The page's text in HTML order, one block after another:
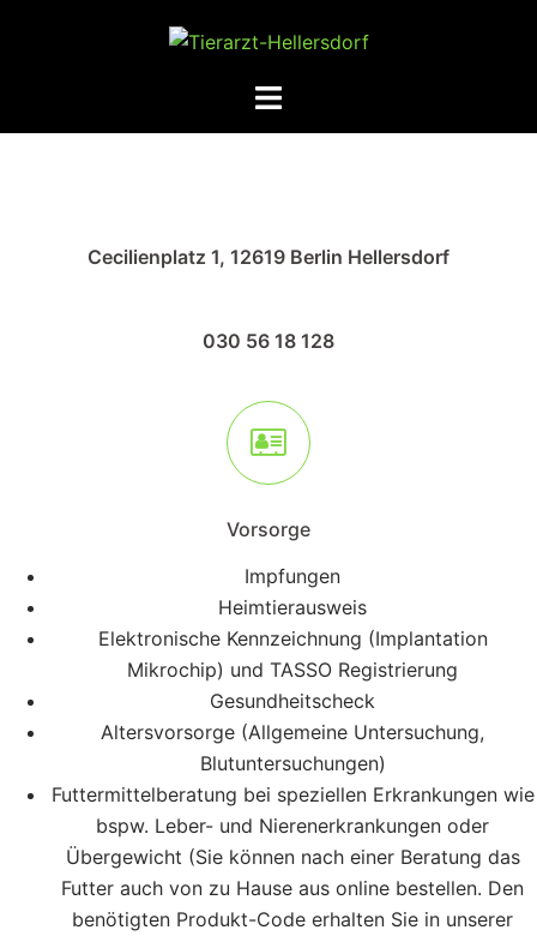
Menü
Cecilienplatz 1, 12619 Berlin Hellersdorf
030 56 18 128
Vorsorge
Impfungen
Heimtierausweis
Elektronische Kennzeichnung (Implantation
Mikrochip) und TASSO Registrierung
Gesundheitscheck
Altersvorsorge (Allgemeine Untersuchung,
Blutuntersuchungen)
Futtermittelberatung bei speziellen Erkrankungen wie
bspw. Leber- und Nierenerkrankungen oder
Übergewicht (Sie können nach einer Beratung das
Futter auch von zu Hause aus online bestellen. Den
benötigten Produkt-Code erhalten Sie in unserer